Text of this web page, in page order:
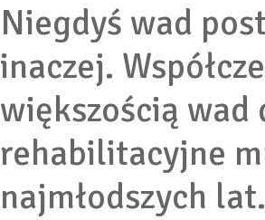
Niegdyś wad
inaczej.
większością wad
rehabilitacyjne
najmłodszych